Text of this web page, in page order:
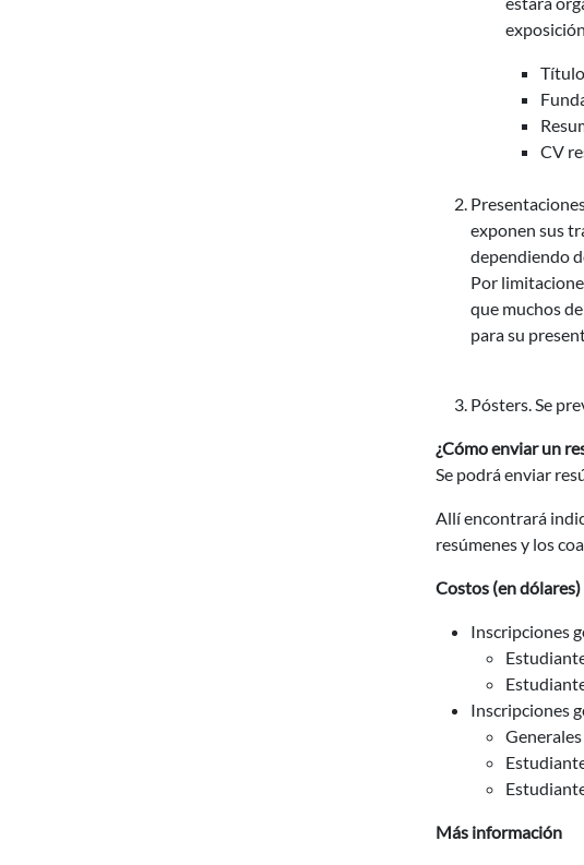
CV
exponen sus
dependiendo
Por
que muchos
para su
Pósters. Se
¿Cómo enviar un
Se podrá enviar
Allí encontrará
resúmenes y los
Costos (en dólares)
Inscripciones
Inscripciones
Más información